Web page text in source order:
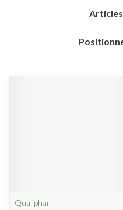
Articles
Trier par:
Qualiphar